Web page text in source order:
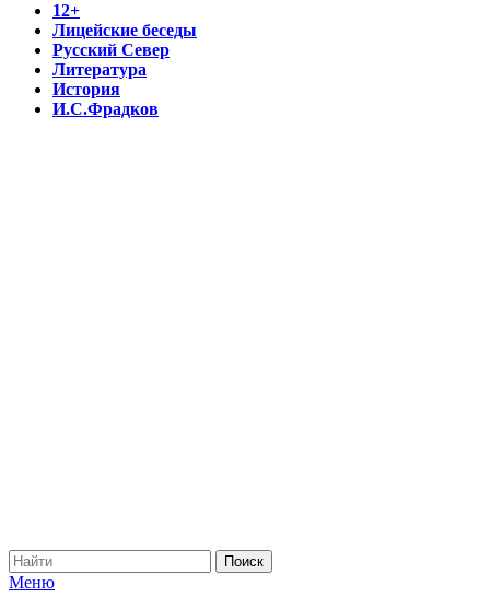
12+
Лицейские беседы
Русский Север
Литература
История
И.С.Фрадков
Меню